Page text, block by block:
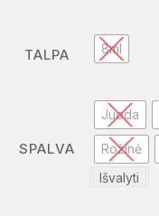
TALPA 8ml
SPALVA
Juoda
Rožinė
Išvalyti